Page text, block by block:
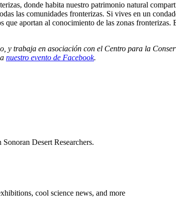
donde habita nuestro patrimonio natural
las comunidades fronterizas. Si vives en un
aportan al conocimiento de las zonas fronterizas.
y trabaja en asociación con el Centro para la
nuestro evento de Facebook.
Desert Researchers.
cool science news, and more